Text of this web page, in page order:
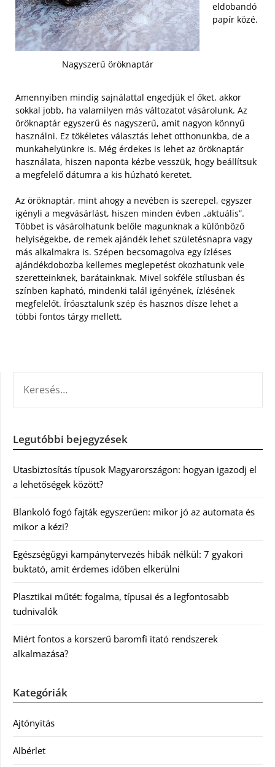
Nagyszerű öröknaptár
eldobandó
papír közé.
Amennyiben mindig sajnálattal engedjük el őket, akkor
sokkal jobb, ha valamilyen más változatot vásárolunk. Az
öröknaptár egyszerű és nagyszerű, amit nagyon könnyű
használni. Ez tökéletes választás lehet otthonunkba, de a
munkahelyünkre is. Még érdekes is lehet az öröknaptár
használata, hiszen naponta kézbe vesszük, hogy beállítsuk
a megfelelő dátumra a kis húzható keretet.
Az öröknaptár, mint ahogy a nevében is szerepel, egyszer
igényli a megvásárlást, hiszen minden évben „aktuális”.
Többet is vásárolhatunk belőle magunknak a különböző
helyiségekbe, de remek ajándék lehet születésnapra vagy
más alkalmakra is. Szépen becsomagolva egy ízléses
ajándékdobozba kellemes meglepetést okozhatunk vele
szeretteinknek, barátainknak. Mivel sokféle stílusban és
színben kapható, mindenki talál igényének, ízlésének
megfelelőt. Íróasztalunk szép és hasznos dísze lehet a
többi fontos tárgy mellett.
Legutóbbi bejegyzések
Utasbiztosítás típusok Magyarországon: hogyan igazodj el
a lehetőségek között?
Blankoló fogó fajták egyszerűen: mikor jó az automata és
mikor a kézi?
Egészségügyi kampánytervezés hibák nélkül: 7 gyakori
buktató, amit érdemes időben elkerülni
Plasztikai műtét: fogalma, típusai és a legfontosabb
tudnivalók
Miért fontos a korszerű baromfi itató rendszerek
alkalmazása?
Kategóriák
Ajtónyitás
Albérlet